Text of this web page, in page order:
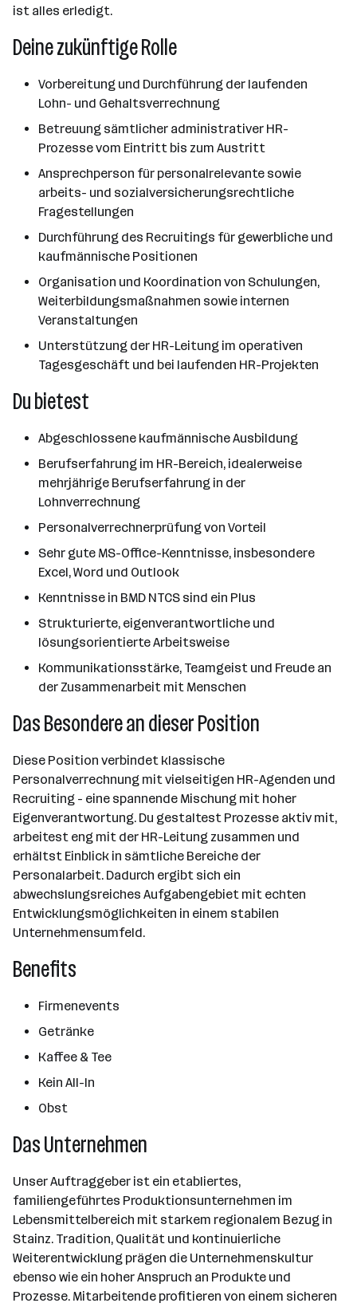
ist alles erledigt.
Deine zukünftige Rolle
Vorbereitung und Durchführung der laufenden
Lohn- und Gehaltsverrechnung
Betreuung sämtlicher administrativer HR-
Prozesse vom Eintritt bis zum Austritt
Ansprechperson für personalrelevante sowie
arbeits- und sozialversicherungsrechtliche
Fragestellungen
Durchführung des Recruitings für gewerbliche und
kaufmännische Positionen
Organisation und Koordination von Schulungen,
Weiterbildungsmaßnahmen sowie internen
Veranstaltungen
Unterstützung der HR-Leitung im operativen
Tagesgeschäft und bei laufenden HR-Projekten
Du bietest
Abgeschlossene kaufmännische Ausbildung
Berufserfahrung im HR-Bereich, idealerweise
mehrjährige Berufserfahrung in der
Lohnverrechnung
Personalverrechnerprüfung von Vorteil
Sehr gute MS-Office-Kenntnisse, insbesondere
Excel, Word und Outlook
Kenntnisse in BMD NTCS sind ein Plus
Strukturierte, eigenverantwortliche und
lösungsorientierte Arbeitsweise
Kommunikationsstärke, Teamgeist und Freude an
der Zusammenarbeit mit Menschen
Das Besondere an dieser Position
Diese Position verbindet klassische
Personalverrechnung mit vielseitigen HR-Agenden und
Recruiting - eine spannende Mischung mit hoher
Eigenverantwortung. Du gestaltest Prozesse aktiv mit,
arbeitest eng mit der HR-Leitung zusammen und
erhältst Einblick in sämtliche Bereiche der
Personalarbeit. Dadurch ergibt sich ein
abwechslungsreiches Aufgabengebiet mit echten
Entwicklungsmöglichkeiten in einem stabilen
Unternehmensumfeld.
Benefits
Firmenevents
Getränke
Kaffee & Tee
Kein All-In
Obst
Das Unternehmen
Unser Auftraggeber ist ein etabliertes,
familiengeführtes Produktionsunternehmen im
Lebensmittelbereich mit starkem regionalem Bezug in
Stainz. Tradition, Qualität und kontinuierliche
Weiterentwicklung prägen die Unternehmenskultur
ebenso wie ein hoher Anspruch an Produkte und
Prozesse. Mitarbeitende profitieren von einem sicheren